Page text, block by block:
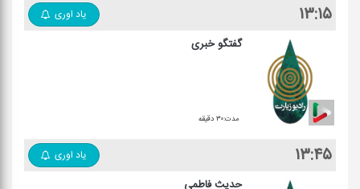
۱۳:۱۵ یاد اوری
گفتگو خبری
مدت:۳۰ دقیقه
۱۳:۴۵ یاد اوری
حدیث فاطمی